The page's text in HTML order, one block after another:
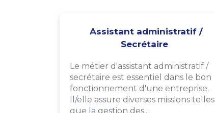
Assistant administratif /
Secrétaire
Le métier d'assistant administratif /
secrétaire est essentiel dans le bon
fonctionnement d'une entreprise.
Il/elle assure diverses missions telles
que la gestion des...